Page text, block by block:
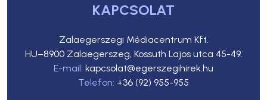
KAPCSOLAT
Zalaegerszegi Médiacentrum Kft.
HU–8900 Zalaegerszeg, Kossuth Lajos utca 45-49.
E-mail: kapcsolat@egerszegihirek.hu
Telefon: +36 (92) 955-955